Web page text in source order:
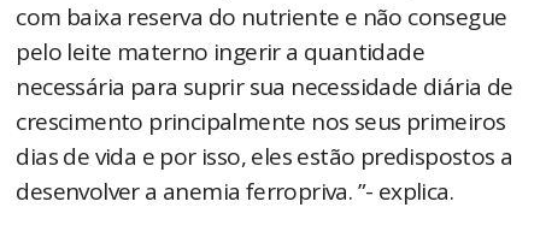
com baixa reserva do nutriente e não consegue
pelo leite materno ingerir a quantidade
necessária para suprir sua necessidade diária de
crescimento principalmente nos seus primeiros
dias de vida e por isso, eles estão predispostos a
desenvolver a anemia ferropriva. ”- explica.